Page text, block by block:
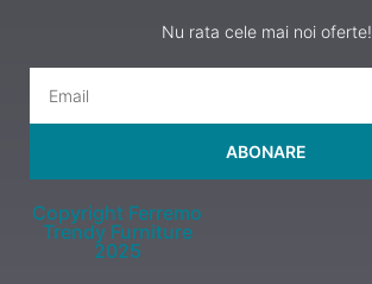
Nu rata cele mai noi oferte!
ABONARE
Copyright Ferremo
Trendy Furniture
2025